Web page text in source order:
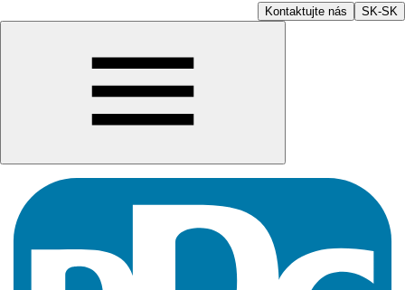
Kontaktujte nás SK-SK